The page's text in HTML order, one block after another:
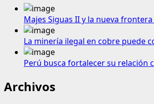
Majes Siguas II y la nueva
La minería ilegal en cobre puede
Perú busca fortalecer su relación
Archivos